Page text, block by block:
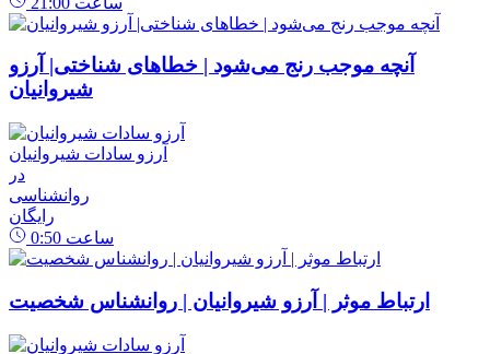
آنچه موجب رنج می‌شود | خطاهای شناختی| آرزو
شیروانیان
آرزو سادات شیروانیان
در
روانشناسی
رایگان
0:50 ساعت
ارتباط موثر | آرزو شیروانیان | روانشناس شخصیت